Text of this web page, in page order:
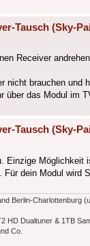
Tausch (Sky-
Receiver
nicht brauchen und
über das Modul im
Tausch (Sky-
Einzige Möglichkeit
dein Modul wird
Berlin-Charlottenburg
HD Dualtuner & 1TB
Co.